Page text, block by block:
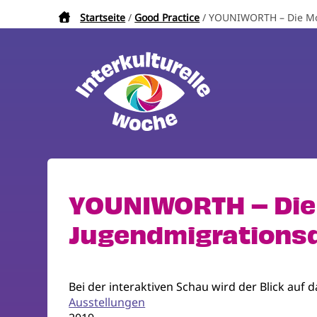
Pfadnavigation
Startseite Good Practice YOUNIWORTH – Die
YOUNIWORTH –
Bei der interaktiven Schau wird der Blick auf
Ausstellungen